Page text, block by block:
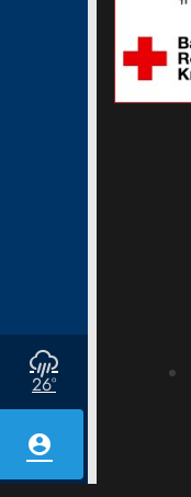
account_circle
26°